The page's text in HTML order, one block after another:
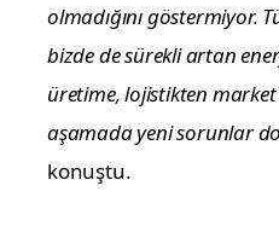
olmadığını göstermiyor.
bizde de sürekli artan
üretime, lojistikten
aşamada yeni sorunlar
konuştu.